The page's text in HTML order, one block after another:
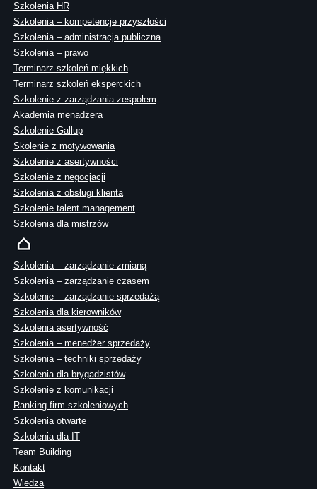
Szkolenia HR
Szkolenia – kompetencje przyszłości
Szkolenia – administracja publiczna
Szkolenia – prawo
Terminarz szkoleń miękkich
Terminarz szkoleń eksperckich
Szkolenie z zarządzania zespołem
Akademia menadżera
Szkolenie Gallup
Skolenie z motywowania
Szkolenie z asertywności
Szkolenie z negocjacji
Szkolenia z obsługi klienta
Szkolenie talent management
Szkolenia dla mistrzów
Szkolenia – zarządzanie zmianą
Szkolenia – zarządzanie czasem
Szkolenie – zarządzanie sprzedażą
Szkolenia dla kierowników
Szkolenia asertywność
Szkolenia – menedżer sprzedaży
Szkolenia – techniki sprzedaży
Szkolenia dla brygadzistów
Szkolenie z komunikacji
Ranking firm szkoleniowych
Szkolenia otwarte
Szkolenia dla IT
Team Building
Kontakt
Wiedza